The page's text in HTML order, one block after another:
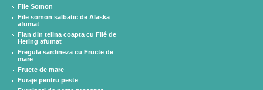
File Somon
File somon salbatic de Alaska
afumat
Flan din telina coapta cu Filé de
Hering afumat
Fregula sardineza cu Fructe de
mare
Fructe de mare
Furaje pentru peste